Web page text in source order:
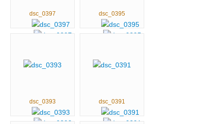
dsc_0397 dsc_0395
dsc_0393 dsc_0391